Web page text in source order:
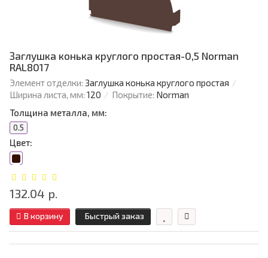
Заглушка конька круглого простая-0,5 Norman
RAL8017
Элемент отделки: Заглушка конька круглого простая
Ширина листа, мм: 120 Покрытие: Norman
Толщина металла, мм:
0.5
Цвет:
132.04 р.
В корзину Быстрый заказ